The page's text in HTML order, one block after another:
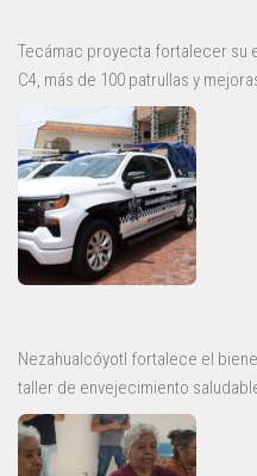
Tecámac proyecta fortalecer su
C4, más de 100 patrullas y
Nezahualcóyotl fortalece el
taller de envejecimiento